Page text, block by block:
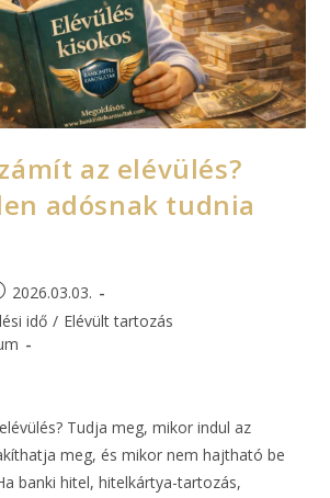
az elévülés?
adósnak tudnia
2026.03.03.
idő / Elévült tartozás
Tudja meg, mikor indul az
meg, és mikor nem hajtható be
banki hitel, hitelkártya-tartozás,